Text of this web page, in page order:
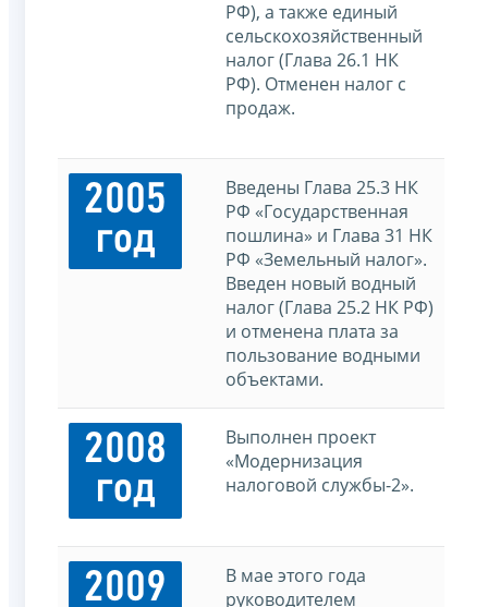
РФ), а также единый
сельскохозяйственный
налог (Глава 26.1 НК
РФ). Отменен налог с
продаж.
2005
год
Введены Глава 25.3 НК
РФ «Государственная
пошлина» и Глава 31 НК
РФ «Земельный налог».
Введен новый водный
налог (Глава 25.2 НК РФ)
и отменена плата за
пользование водными
объектами.
2008
год
Выполнен проект
«Модернизация
налоговой службы-2».
2009
В мае этого года
руководителем